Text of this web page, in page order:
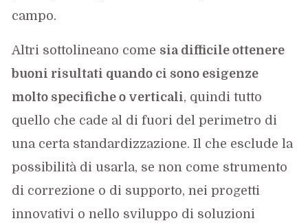
campo.
Altri sottolineano come sia difficile ottenere
buoni risultati quando ci sono esigenze
molto specifiche o verticali, quindi tutto
quello che cade al di fuori del perimetro di
una certa standardizzazione. Il che esclude la
possibilità di usarla, se non come strumento
di correzione o di supporto, nei progetti
innovativi o nello sviluppo di soluzioni